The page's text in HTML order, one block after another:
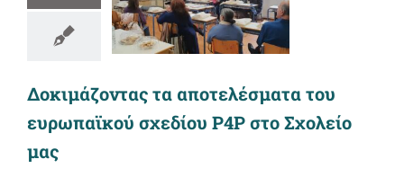
Δοκιμάζοντας τα αποτελέσματα του
ευρωπαϊκού σχεδίου P4P στο Σχολείο
μας